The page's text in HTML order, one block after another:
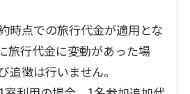
時点での旅行代金が適用とな
旅行代金に変動があった場
追徴は行いません。